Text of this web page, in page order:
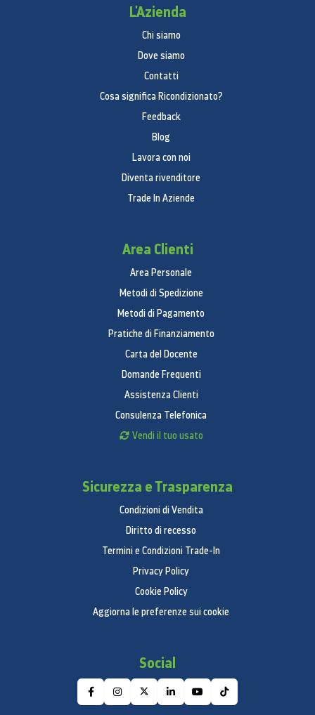
L'Azienda
Chi siamo
Dove siamo
Contatti
Cosa significa Ricondizionato?
Feedback
Blog
Lavora con noi
Diventa rivenditore
Trade In Aziende
Area Clienti
Area Personale
Metodi di Spedizione
Metodi di Pagamento
Pratiche di Finanziamento
Carta del Docente
Domande Frequenti
Assistenza Clienti
Consulenza Telefonica
Vendi il tuo usato
Sicurezza e Trasparenza
Condizioni di Vendita
Diritto di recesso
Termini e Condizioni Trade-In
Privacy Policy
Cookie Policy
Aggiorna le preferenze sui cookie
Social